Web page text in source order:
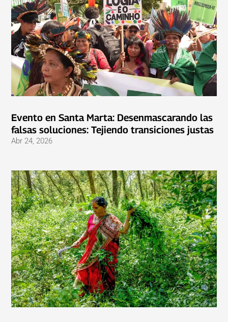
Evento en Santa Marta: Desenmascarando las
falsas soluciones: Tejiendo transiciones justas
Abr 24, 2026